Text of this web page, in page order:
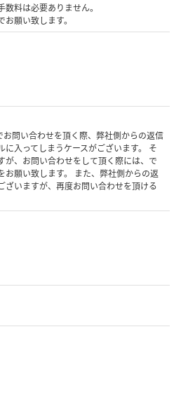
料は必要ありません。
願い致します。
問い合わせを頂く際、弊社側からの返信
に入ってしまうケースがございます。 そ
が、お問い合わせをして頂く際には、で
お願い致します。 また、弊社側からの返
ざいますが、再度お問い合わせを頂ける